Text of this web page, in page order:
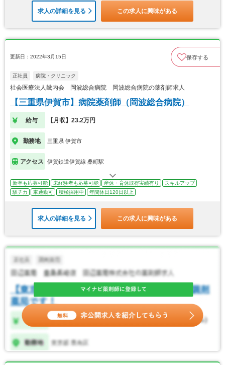
求人の詳細を見る この求人に興味がある
更新日：2022年3月15日 保存する
正社員 病院・クリニック
社会医療法人畿内会 岡波総合病院 岡波総合病院の薬剤師求人
【三重県伊賀市】病院薬剤師（岡波総合病院）
給与 【月収】23.2万円
勤務地 三重県 伊賀市
アクセス 伊賀鉄道伊賀線 桑町駅
新卒も応募可能 未経験者も応募可能 産休・育休取得実績有り
スキルアップ
駅チカ
車通勤可 積極採用中 年間休日120日以上
求人の詳細を見る この求人に興味がある